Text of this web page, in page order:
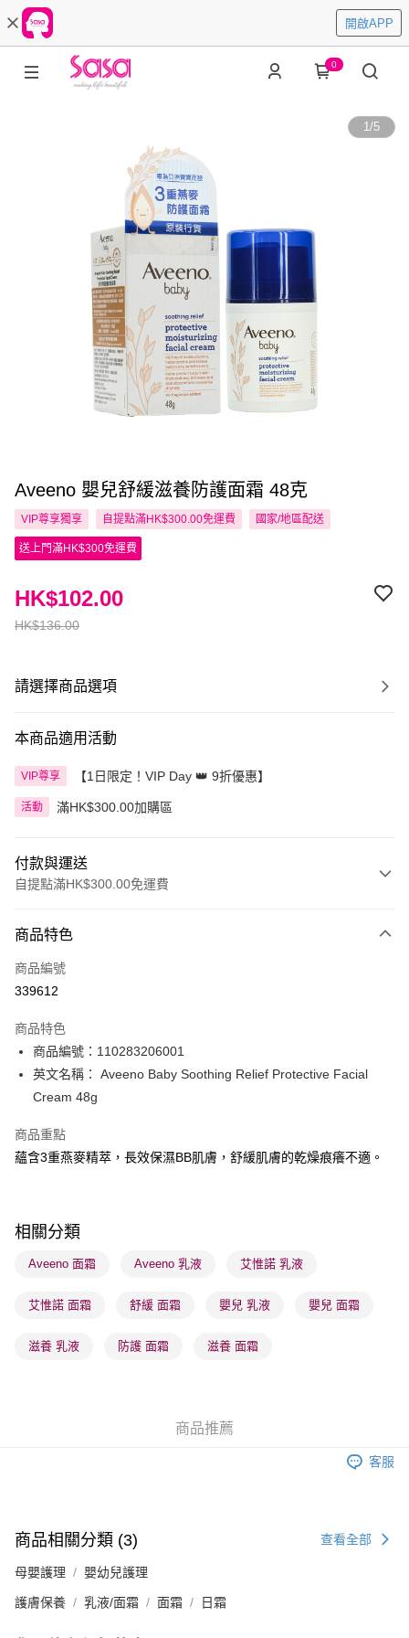
開啟APP
0
1/5
Aveeno 嬰兒舒緩滋養防護面霜 48克
VIP尊享獨享 自提點滿HK$300.00免運費 國家/地區配送
送上門滿HK$300免運費
HK$136.00
HK$102.00
請選擇商品選項
本商品適用活動
VIP尊享 【1日限定！VIP Day 👑 9折優惠】
活動 滿HK$300.00加購區
付款與運送
自提點滿HK$300.00免運費
信用卡
Apple Pay
PayMe
WeChat Pay
送貨方式
每筆HK$65.00，滿HK$300.00或以上免運費
確認發貨後1-3 工作天送達，訂單將隨機分配至SF順豐速運或京東
每筆HK$65.00，滿HK$300.00或以上免運費
每筆HK$20.00，滿HK$100.00或以上免運費
(澳門門市) 只顯示可選門市。確認發貨後2-5個工作天到店，3天內
澳門地區配送 - 確認發貨後1-4個工作天送達 運費表
商品特色
商品編號
339612
商品特色
商品編號：110283206001
英文名稱： Aveeno Baby Soothing Relief Protective Facial
Cream 48g
商品重點
蘊含3重燕麥精萃，長效保濕BB肌膚，舒緩肌膚的乾燥痕癢不適。
相關分類
Aveeno 面霜 Aveeno 乳液 艾惟諾 乳液
艾惟諾 面霜 舒緩 面霜 嬰兒 乳液 嬰兒 面霜
滋養 乳液 防護 面霜 滋養 面霜
商品推薦
客服
商品相關分類 (3) 查看全部
母嬰護理 嬰幼兒護理
護膚保養 乳液/面霜 面霜 日霜